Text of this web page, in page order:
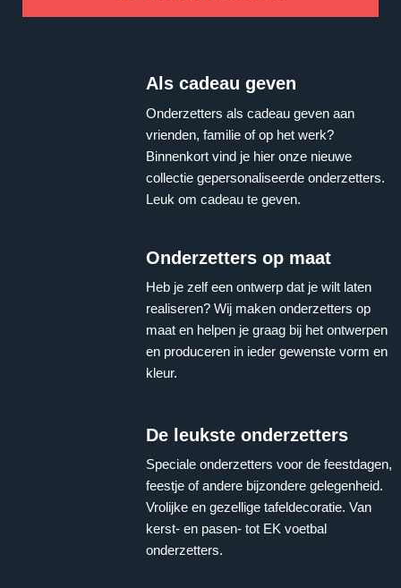
Als cadeau geven
Onderzetters als cadeau geven aan
vrienden, familie of op het werk?
Binnenkort vind je hier onze nieuwe
collectie gepersonaliseerde onderzetters.
Leuk om cadeau te geven.
Onderzetters op maat
Heb je zelf een ontwerp dat je wilt laten
realiseren? Wij maken onderzetters op
maat en helpen je graag bij het ontwerpen
en produceren in ieder gewenste vorm en
kleur.
De leukste onderzetters
Speciale onderzetters voor de feestdagen,
feestje of andere bijzondere gelegenheid.
Vrolijke en gezellige tafeldecoratie. Van
kerst- en pasen- tot EK voetbal
onderzetters.